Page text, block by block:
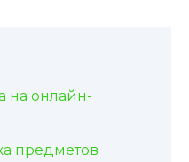
на онлайн-
предметов